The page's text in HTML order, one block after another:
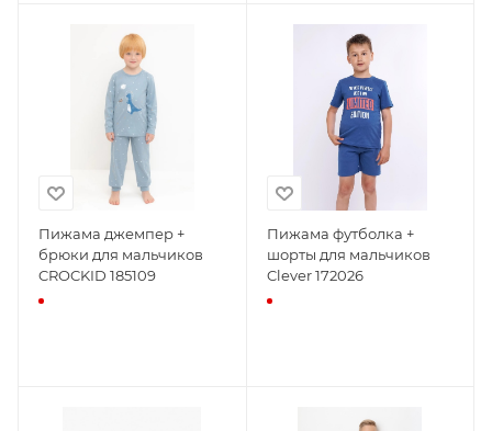
Пижама джемпер +
брюки для мальчиков
CROCKID 185109
Пижама футболка +
шорты для мальчиков
Clever 172026